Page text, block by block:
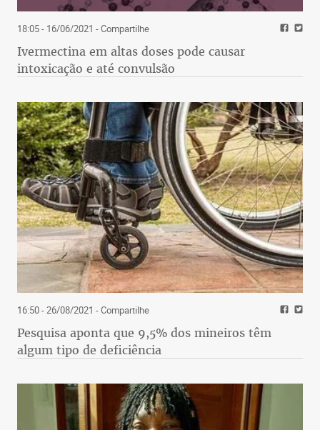
18:05 - 16/06/2021 - Compartilhe
Ivermectina em altas doses pode causar
intoxicação e até convulsão
16:50 - 26/08/2021 - Compartilhe
Pesquisa aponta que 9,5% dos mineiros têm
algum tipo de deficiência